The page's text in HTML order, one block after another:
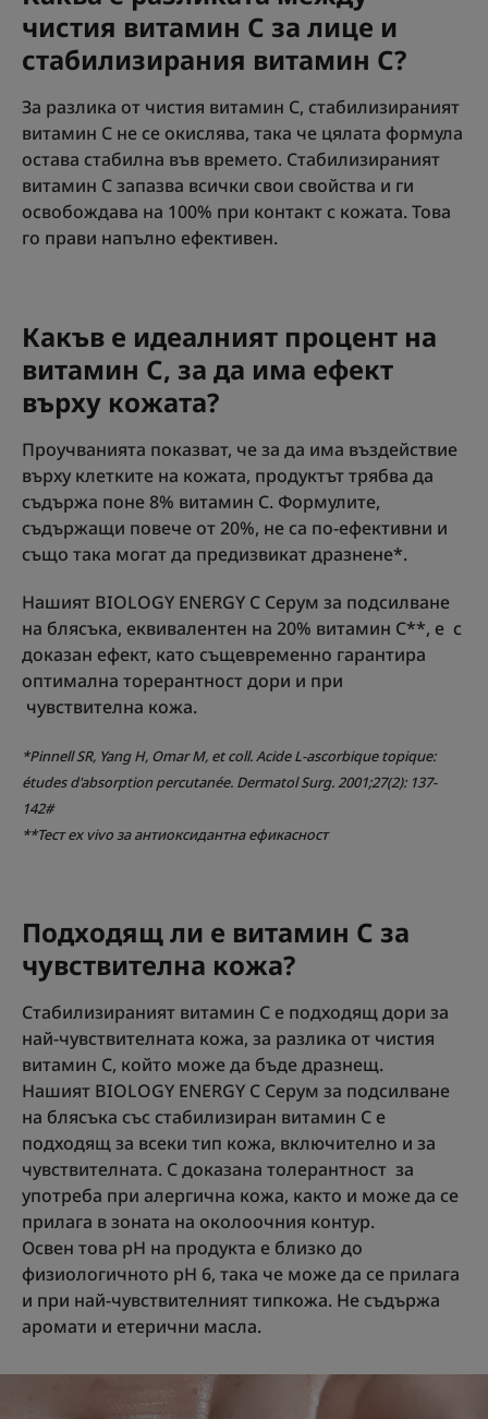
чистия витамин С за лице и
стабилизирания витамин С?
За разлика от чистия витамин С, стабилизираният
витамин С не се окислява, така че цялата формула
остава стабилна във времето. Стабилизираният
витамин С запазва всички свои свойства и ги
освобождава на 100% при контакт с кожата. Това
го прави напълно ефективен.
Какъв е идеалният процент на
витамин С, за да има ефект
върху кожата?
Проучванията показват, че за да има въздействие
върху клетките на кожата, продуктът трябва да
съдържа поне 8% витамин С. Формулите,
съдържащи повече от 20%, не са по-ефективни и
също така могат да предизвикат дразнене*.
Нашият BIOLOGY ENERGY C Серум за подсилване
на блясъка, еквивалентен на 20% витамин С**, е с
доказан ефект, като същевременно гарантира
оптимална торерантност дори и при
чувствителна кожа.
*Pinnell SR, Yang H, Omar M, et coll. Acide L-ascorbique topique:
études d'absorption percutanée. Dermatol Surg. 2001;27(2): 137-
142#
**Тест ex vivo за антиоксидантна ефикасност
Подходящ ли е витамин С за
чувствителна кожа?
Стабилизираният витамин С е подходящ дори за
най-чувствителната кожа, за разлика от чистия
витамин С, който може да бъде дразнещ.
Нашият BIOLOGY ENERGY C Серум за подсилване
на блясъка със стабилизиран витамин С е
подходящ за всеки тип кожа, включително и за
чувствителната. С доказана толерантност за
употреба при алергична кожа, както и може да се
прилага в зоната на околоочния контур.
Освен това рН на продукта е близко до
физиологичното рН 6, така че може да се прилага
и при най-чувствителният типкожа. Не съдържа
аромати и етерични масла.